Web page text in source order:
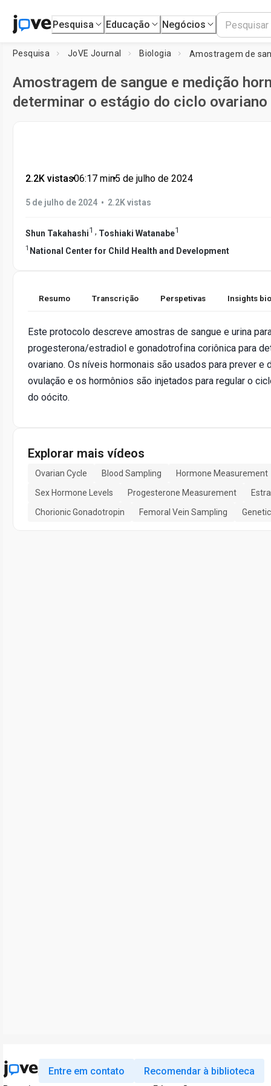
Pesquisa Educação Negócios
Pesquisa JoVE Journal Biologia
Amostragem de sangue e medição
determinar o estágio do ciclo ovariano
2.2K vistas•06:17 min•5 de julho de 2024
5 de julho de 2024 • 2.2K vistas
Shun Takahashi1 , Toshiaki Watanabe1
1 National Center for Child Health and Development
Resumo Transcrição Perspetivas Insights
Este protocolo descreve amostras de sangue e urina
progesterona/estradiol e gonadotrofina coriônica para
ovariano. Os níveis hormonais são usados para prever e
ovulação e os hormônios são injetados para regular o
do oócito.
Explorar mais vídeos
Ovarian Cycle Blood Sampling
Hormone Measurement
Sex Hormone Levels
Progesterone Measurement
Chorionic Gonadotropin
Femoral Vein Sampling
Entre em contato Recomendar à biblioteca